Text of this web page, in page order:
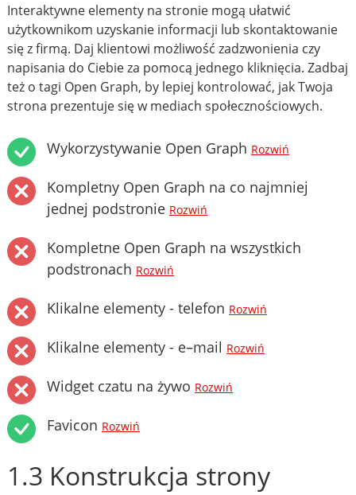
Interaktywne elementy na stronie mogą ułatwić
użytkownikom uzyskanie informacji lub skontaktowanie
się z firmą. Daj klientowi możliwość zadzwonienia czy
napisania do Ciebie za pomocą jednego kliknięcia. Zadbaj
też o tagi Open Graph, by lepiej kontrolować, jak Twoja
strona prezentuje się w mediach społecznościowych.
Wykorzystywanie Open Graph Rozwiń
Kompletny Open Graph na co najmniej
jednej podstronie Rozwiń
Kompletne Open Graph na wszystkich
podstronach Rozwiń
Klikalne elementy - telefon Rozwiń
Klikalne elementy - e–mail Rozwiń
Widget czatu na żywo Rozwiń
Favicon Rozwiń
1.3 Konstrukcja strony